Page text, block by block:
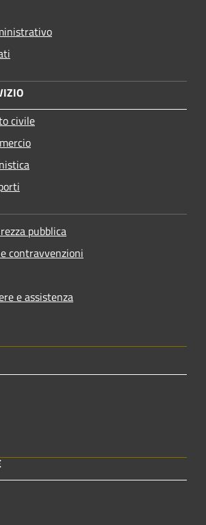
civile
pubblica
contravvenzioni
e assistenza